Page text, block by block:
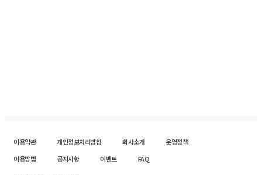
이용약관 개인정보처리방침 회사소개
운영정책
이용방법
공지사항 이벤트 FAQ